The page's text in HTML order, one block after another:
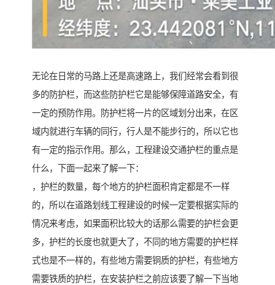
无论在日常的马路上还是高速路上，我们经常会看到很
多的防护栏，而这些防护栏它是能够保障道路安全，有
一定的预防作用。防护栏将一片的区域划分出来，在区
域内就进行车辆的同行，行人是不能步行的，所以它也
有一定的指示作用。那么，工程建设交通护栏的重点是
什么，下面一起来了解一下：
，护栏的数量，每个地方的护栏面积肯定都是不一样
的，所以在道路划线工程建设的时候一定要根据实际的
情况来考虑，如果面积比较大的话那么需要的护栏会更
多，护栏的长度也就更大了，不同的地方需要的护栏样
式也是不一样的，有些地方需要铜质的护栏，有些地方
需要铁质的护栏，在安装护栏之前应该要了解一下当地